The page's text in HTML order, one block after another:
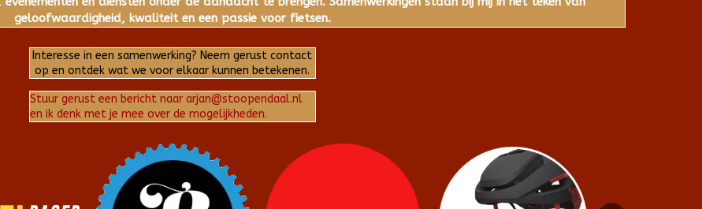
geloofwaardigheid, kwaliteit en een passie voor fietsen.
Interesse in een samenwerking? Neem gerust contact
op en ontdek wat we voor elkaar kunnen betekenen.
Stuur gerust een bericht naar arjan@stoopendaal.nl
en ik denk met je mee over de mogelijkheden.